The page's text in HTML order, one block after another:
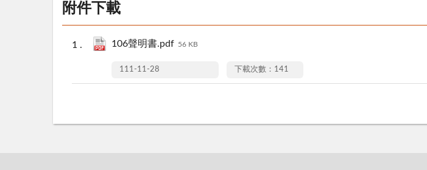
附件下載
106聲明書.pdf 56 KB
111-11-28 下載次數：141